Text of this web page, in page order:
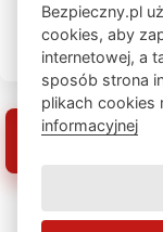
Podgląd
Bezpieczny.pl
cookies, aby
internetowej, a
sposób strona
plikach cookies
informacyjnej